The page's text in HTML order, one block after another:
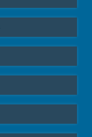
29
30